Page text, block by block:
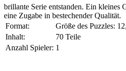
brillante Serie entstanden. Ein kleines
eine Zugabe in bestechender Qualität.
Format:
Größe des Puzzles:
Inhalt:
70 Teile
Anzahl Spieler: 1